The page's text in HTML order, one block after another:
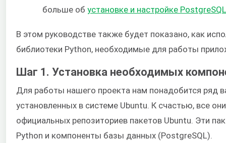
больше об установке и настройке
В этом руководстве также будет показано, как
библиотеки Python, необходимые для работы
Шаг 1. Установка необходимых
Для работы нашего проекта нам понадобится ряд
установленных в системе Ubuntu. К счастью, все
официальных репозиториев пакетов Ubuntu. Эти
Python и компоненты базы данных (PostgreSQL).